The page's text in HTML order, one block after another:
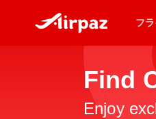
フ
Find
Enjoy